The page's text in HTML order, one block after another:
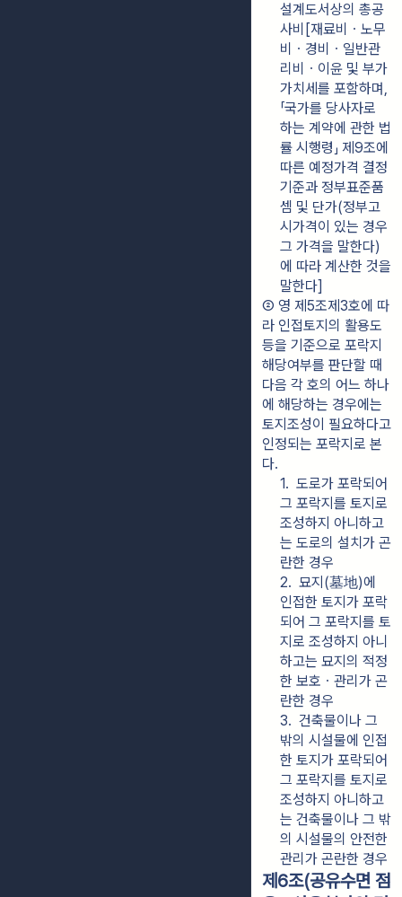
설계도서상의 총공
사비[재료비ㆍ노무
비ㆍ경비ㆍ일반관
리비ㆍ이윤 및 부가
가치세를 포함하며,
「국가를 당사자로
하는 계약에 관한 법
률 시행령」 제9조에
따른 예정가격 결정
기준과 정부표준품
셈 및 단가(정부고
시가격이 있는 경우
그 가격을 말한다)
에 따라 계산한 것을
말한다]
② 영 제5조제3호에 따
라 인접토지의 활용도
등을 기준으로 포락지
해당여부를 판단할 때
다음 각 호의 어느 하나
에 해당하는 경우에는
토지조성이 필요하다고
인정되는 포락지로 본
다.
1.  도로가 포락되어
그 포락지를 토지로
조성하지 아니하고
는 도로의 설치가 곤
란한 경우
2.  묘지(墓地)에
인접한 토지가 포락
되어 그 포락지를 토
지로 조성하지 아니
하고는 묘지의 적정
한 보호ㆍ관리가 곤
란한 경우
3.  건축물이나 그
밖의 시설물에 인접
한 토지가 포락되어
그 포락지를 토지로
조성하지 아니하고
는 건축물이나 그 밖
의 시설물의 안전한
관리가 곤란한 경우
제6조(공유수면 점